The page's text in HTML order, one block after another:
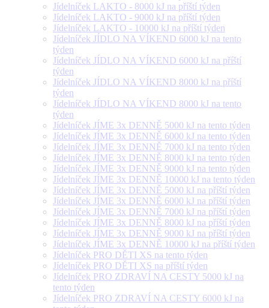
Jídelníček LAKTO - 8000 kJ na příští týden
Jídelníček LAKTO - 9000 kJ na příští týden
Jídelníček LAKTO - 10000 kJ na příští týden
Jídelníček JÍDLO NA VÍKEND 6000 kJ na tento
týden
Jídelníček JÍDLO NA VÍKEND 6000 kJ na příští
týden
Jídelníček JÍDLO NA VÍKEND 8000 kJ na příští
týden
Jídelníček JÍDLO NA VÍKEND 8000 kJ na tento
týden
Jídelníček JÍME 3x DENNĚ 5000 kJ na tento týden
Jídelníček JÍME 3x DENNĚ 6000 kJ na tento týden
Jídelníček JÍME 3x DENNĚ 7000 kJ na tento týden
Jídelníček JÍME 3x DENNĚ 8000 kJ na tento týden
Jídelníček JÍME 3x DENNĚ 9000 kJ na tento týden
Jídelníček JÍME 3x DENNĚ 10000 kJ na tento týden
Jídelníček JÍME 3x DENNĚ 5000 kJ na příští týden
Jídelníček JÍME 3x DENNĚ 6000 kJ na příští týden
Jídelníček JÍME 3x DENNĚ 7000 kJ na příští týden
Jídelníček JÍME 3x DENNĚ 8000 kJ na příští týden
Jídelníček JÍME 3x DENNĚ 9000 kJ na příští týden
Jídelníček JÍME 3x DENNĚ 10000 kJ na příští týden
Jídelníček PRO DĚTI XS na tento týden
Jídelníček PRO DĚTI XS na příští týden
Jídelníček PRO ZDRAVÍ NA CESTY 5000 kJ na
tento týden
Jídelníček PRO ZDRAVÍ NA CESTY 6000 kJ na